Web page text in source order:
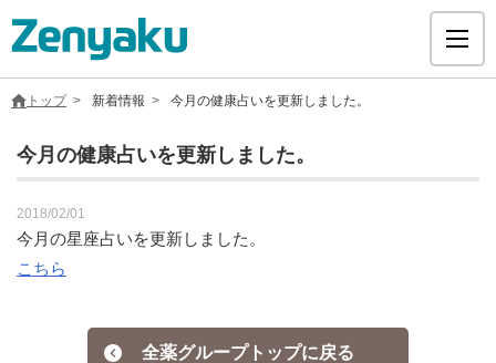
グループについて
サステナビリティ
ヘルスケア
トップ 新着情報 今月の健康占いを更新しました。
今月の健康占いを更新しました。
2018/02/01
今月の星座占いを更新しました。
こちら
全薬グループトップに戻る